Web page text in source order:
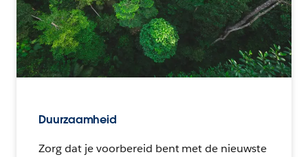
Duurzaamheid
Zorg dat je voorbereid bent met de nieuwste